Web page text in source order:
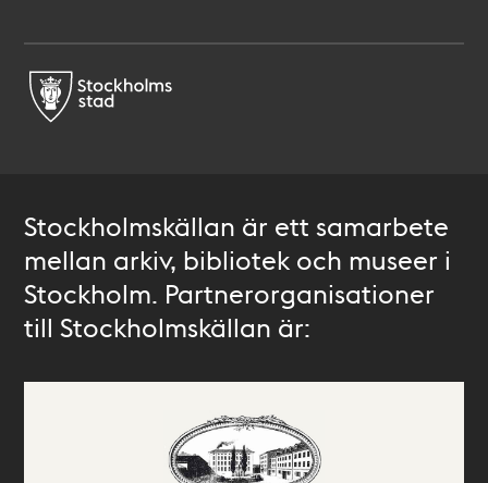
Stockholmskällan är ett samarbete
mellan arkiv, bibliotek och museer i
Stockholm. Partnerorganisationer
till Stockholmskällan är: